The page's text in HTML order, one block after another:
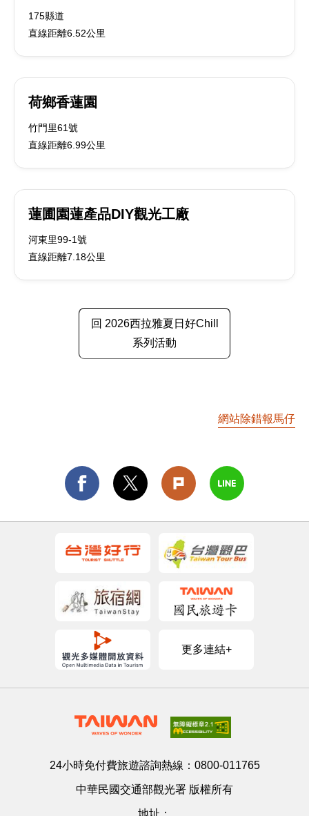
175縣道
直線距離6.52公里
荷鄉香蓮園
竹門里61號
直線距離6.99公里
蓮圃園蓮產品DIY觀光工廠
河東里99-1號
直線距離7.18公里
回 2026西拉雅夏日好Chill
系列活動
網站除錯報馬仔
更多連結+
24小時免付費旅遊諮詢熱線： 0800-011765
中華民國交通部觀光署 版權所有
地址：